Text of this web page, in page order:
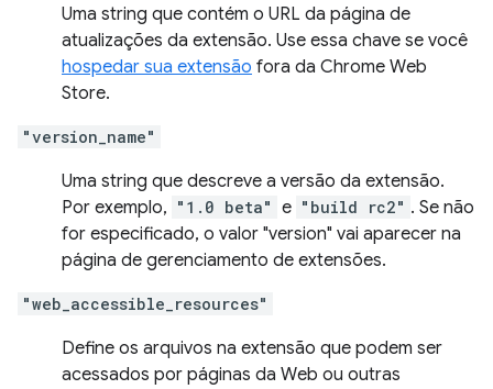
Uma string que contém o URL da página de
atualizações da extensão. Use essa chave se você
hospedar sua extensão fora da Chrome Web
Store.
"version_name"
Uma string que descreve a versão da extensão.
Por exemplo, "1.0 beta" e "build rc2" . Se não
for especificado, o valor "version" vai aparecer na
página de gerenciamento de extensões.
"web_accessible_resources"
Define os arquivos na extensão que podem ser
acessados por páginas da Web ou outras